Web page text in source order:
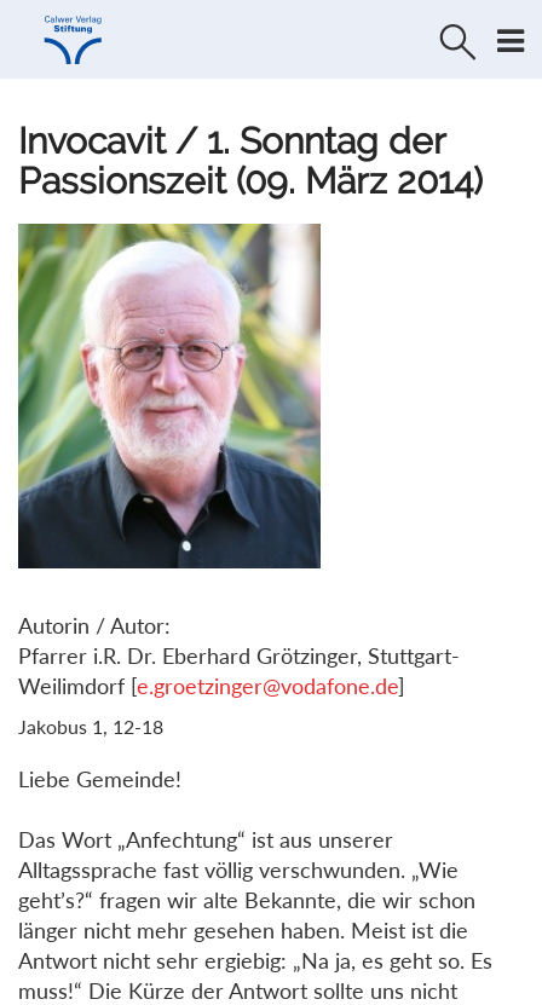
Direkt
Direkt
Invocavit / 1. Sonntag der
Passionszeit (09. März 2014)
Autorin / Autor:
Pfarrer i.R. Dr. Eberhard Grötzinger, Stuttgart-
Weilimdorf [e.groetzinger@vodafone.de]
Jakobus 1, 12-18
Liebe Gemeinde!
Das Wort „Anfechtung“ ist aus unserer
Alltagssprache fast völlig verschwunden. „Wie
geht’s?“ fragen wir alte Bekannte, die wir schon
länger nicht mehr gesehen haben. Meist ist die
Antwort nicht sehr ergiebig: „Na ja, es geht so. Es
muss!“ Die Kürze der Antwort sollte uns nicht